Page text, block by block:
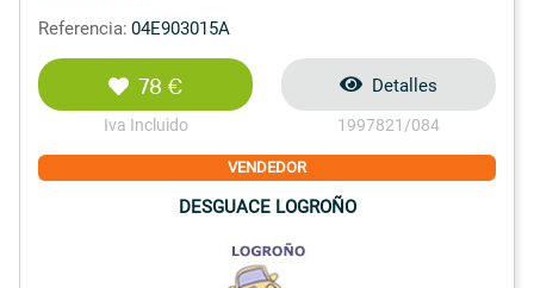
Referencia: 04E903015A
78 €
Iva Incluido
Detalles
1997821/084
VENDEDOR
DESGUACE LOGROÑO